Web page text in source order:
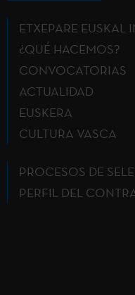
ETXEPARE EUSKAL
¿QUÉ HACEMOS?
CONVOCATORIAS
ACTUALIDAD
EUSKERA
CULTURA VASCA
PROCESOS DE
PERFIL DEL